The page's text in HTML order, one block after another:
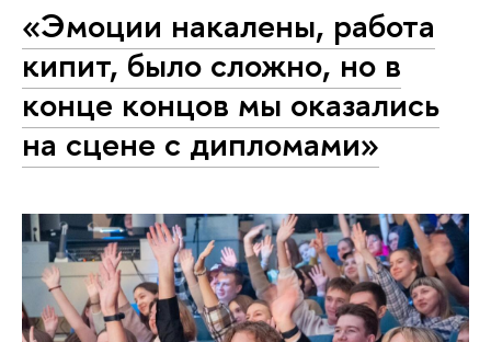
«Эмоции накалены, работа
кипит, было сложно, но в
конце концов мы оказались
на сцене с дипломами»